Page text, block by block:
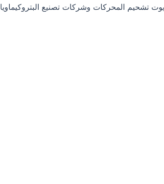
تشحيم المحركات وشركات تصنيع